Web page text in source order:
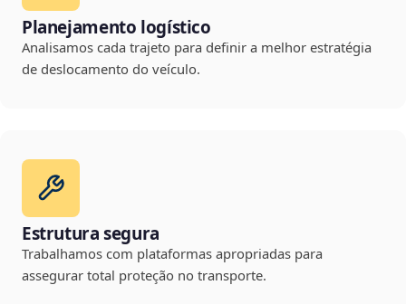
Planejamento logístico
Analisamos cada trajeto para definir a melhor estratégia
de deslocamento do veículo.
Estrutura segura
Trabalhamos com plataformas apropriadas para
assegurar total proteção no transporte.